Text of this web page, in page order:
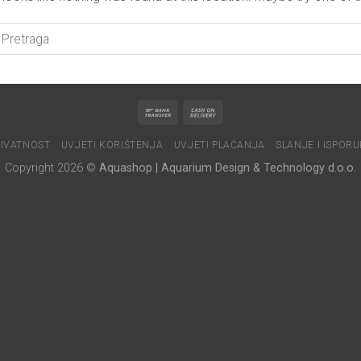
UVJETI KORIŠTENJA UVJETI PLAĆANJA SLANJE I
Copyright 2026 © Aquashop | Aquarium Design & Technology d.o.o.